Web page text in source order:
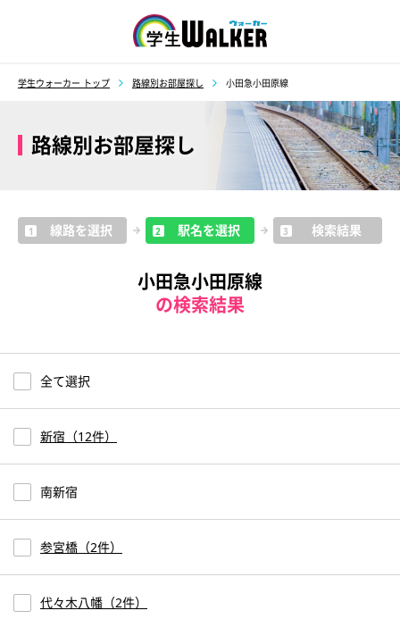
学生ウォーカー トップ 路線別お部屋探し 小田急小田原線
路線別お部屋探し
1 線路を選択 2 駅名を選択 3 検索結果
小田急小田原線
の検索結果
全て選択
新宿（12件）
南新宿
参宮橋（2件）
代々木八幡（2件）